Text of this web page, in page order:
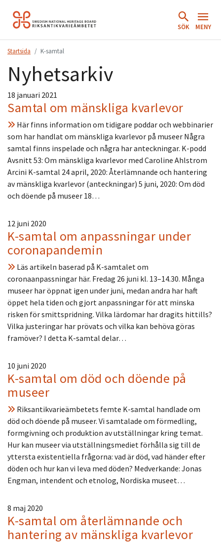
Hoppa
till
SÖK MENY
Startsida K-samtal
Nyhetsarkiv
18 januari 2021
Samtal om mänskliga kvarlevor
Här finns information om tidigare poddar och webbinarier
som har handlat om mänskliga kvarlevor på museer Några
samtal finns inspelade och några har anteckningar. K-podd
Avsnitt 53: Om mänskliga kvarlevor med Caroline Ahlstrom
Arcini K-samtal 24 april, 2020: Återlämnande och hantering
av mänskliga kvarlevor (anteckningar) 5 juni, 2020: Om död
och döende på museer 18…
12 juni 2020
K-samtal om anpassningar under
coronapandemin
Läs artikeln baserad på K-samtalet om
coronaanpassningar här. Fredag 26 juni kl. 13–14.30. Många
museer har öppnat igen under juni, medan andra har haft
öppet hela tiden och gjort anpassningar för att minska
risken för smittspridning. Vilka lärdomar har dragits hittills?
Vilka justeringar har prövats och vilka kan behöva göras
framöver? I detta K-samtal delar…
10 juni 2020
K-samtal om död och döende på
museer
Riksantikvarieämbetets femte K-samtal handlade om
död och döende på museer. Vi samtalade om förmedling,
formgivning och produktion av utställningar kring temat.
Hur kan museer via utställningsmediet förhålla sig till de
yttersta existentiella frågorna: vad är död, vad händer efter
döden och hur kan vi leva med döden? Medverkande: Jonas
Engman, intendent och etnolog, Nordiska museet…
8 maj 2020
K-samtal om återlämnande och
hantering av mänskliga kvarlevor